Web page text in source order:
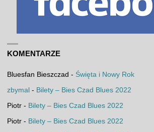
KOMENTARZE
Bluesfan Bieszczad - Święta i Nowy Rok
zbymal - Bilety – Bies Czad Blues 2022
Piotr- Bilety – Bies Czad Blues 2022
Piotr- Bilety – Bies Czad Blues 2022